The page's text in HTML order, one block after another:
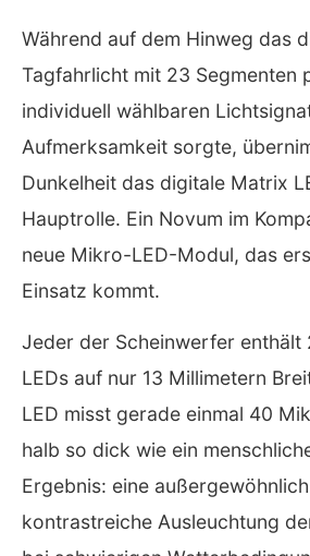
Während auf dem Hinweg das
Tagfahrlicht mit 23 Segmenten
individuell wählbaren
Aufmerksamkeit sorgte,
Dunkelheit das digitale Matrix
Hauptrolle. Ein Novum im
neue Mikro-LED-Modul, das
Einsatz kommt.
Jeder der Scheinwerfer
LEDs auf nur 13 Millimetern
LED misst gerade einmal 40
halb so dick wie ein
Ergebnis: eine
kontrastreiche Ausleuchtung